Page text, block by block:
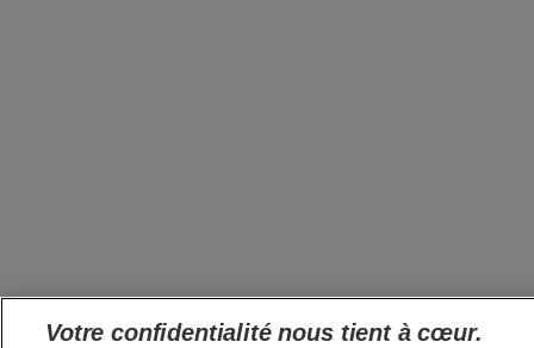
Votre confidentialité nous tient à cœur.